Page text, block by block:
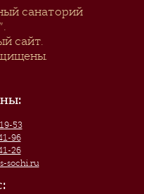
санаторий
.
сайт.
53
96
26
sochi.ru